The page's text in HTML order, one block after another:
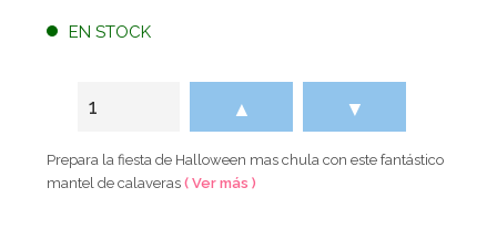
EN STOCK
▲ ▼
Prepara la fiesta de Halloween mas chula con este fantástico
mantel de calaveras( Ver más )